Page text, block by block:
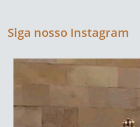
Siga nosso Instagram